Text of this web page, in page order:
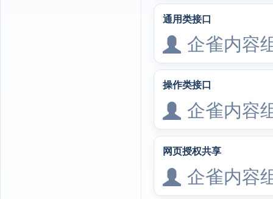
通用类接口
企雀内容
操作类接口
企雀内容
网页授权共享
企雀内容